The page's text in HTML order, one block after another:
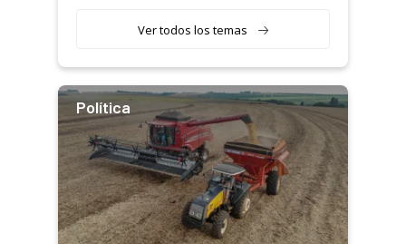
Ver todos los temas
Política